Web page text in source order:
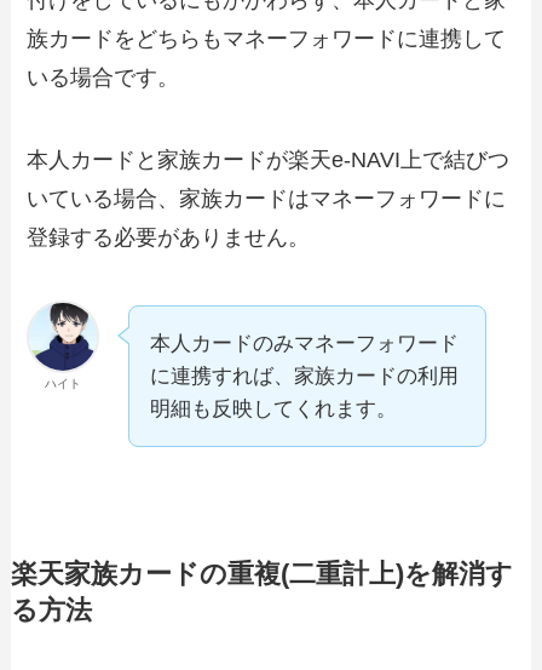
族カードをどちらもマネーフォワードに連携して
いる場合です。
本人カードと家族カードが楽天e-NAVI上で結びつ
いている場合、家族カードはマネーフォワードに
登録する必要がありません。
ハイト
本人カードのみマネーフォワード
に連携すれば、家族カードの利用
明細も反映してくれます。
楽天家族カードの重複(二重計上)を解消す
る方法